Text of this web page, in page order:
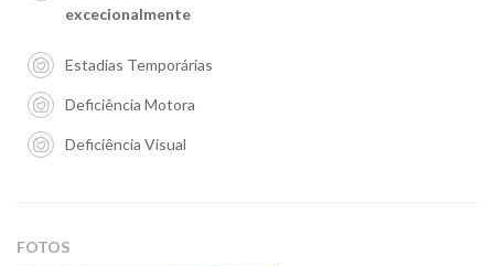
excecionalmente
Estadias Temporárias
Deficiência Motora
Deficiência Visual
FOTOS